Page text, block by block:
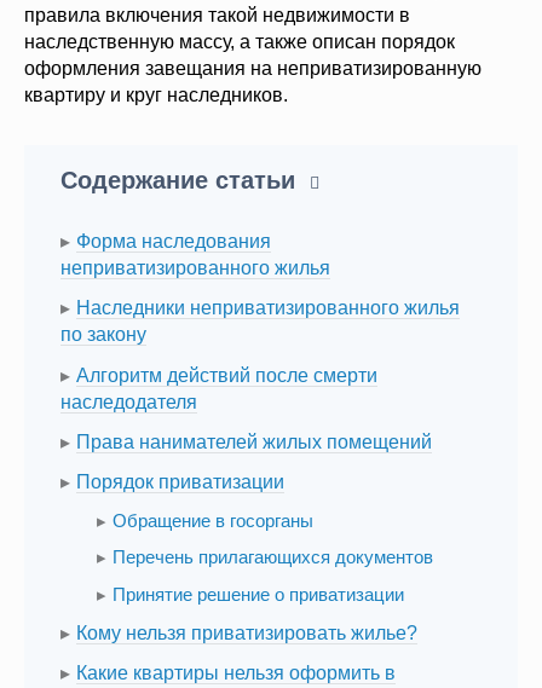
правила включения такой недвижимости в
наследственную массу, а также описан порядок
оформления завещания на неприватизированную
квартиру и круг наследников.
Содержание статьи
Форма наследования
неприватизированного жилья
Наследники неприватизированного жилья
по закону
Алгоритм действий после смерти
наследодателя
Права нанимателей жилых помещений
Порядок приватизации
Обращение в госорганы
Перечень прилагающихся документов
Принятие решение о приватизации
Кому нельзя приватизировать жилье?
Какие квартиры нельзя оформить в